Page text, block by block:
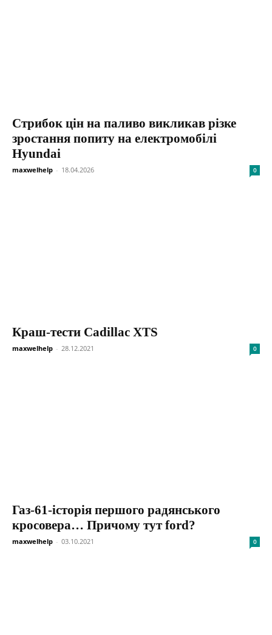
Стрибок цін на паливо викликав різке
зростання попиту на електромобілі
Hyundai
maxwelhelp - 18.04.2026 0
Краш-тести Cadillac XTS
maxwelhelp - 28.12.2021 0
Газ-61-історія першого радянського
кросовера… Причому тут ford?
maxwelhelp - 03.10.2021 0